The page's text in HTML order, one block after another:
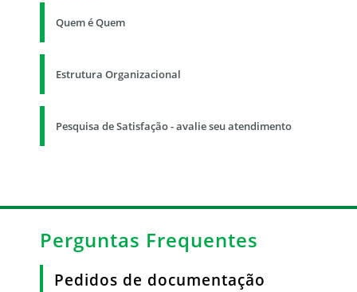
Quem é Quem
Estrutura Organizacional
Pesquisa de Satisfação - avalie seu atendimento
Perguntas Frequentes
Pedidos de documentação